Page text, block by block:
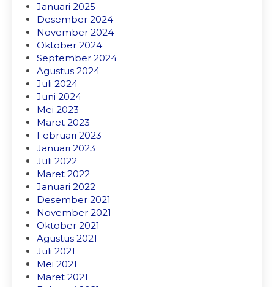
Januari 2025
Desember 2024
November 2024
Oktober 2024
September 2024
Agustus 2024
Juli 2024
Juni 2024
Mei 2023
Maret 2023
Februari 2023
Januari 2023
Juli 2022
Maret 2022
Januari 2022
Desember 2021
November 2021
Oktober 2021
Agustus 2021
Juli 2021
Mei 2021
Maret 2021